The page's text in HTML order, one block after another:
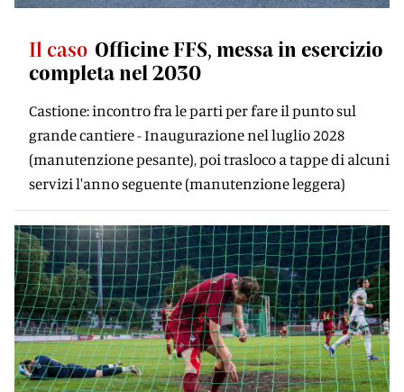
Il caso Officine FFS, messa in esercizio
completa nel 2030
Castione: incontro fra le parti per fare il punto sul
grande cantiere - Inaugurazione nel luglio 2028
(manutenzione pesante), poi trasloco a tappe di alcuni
servizi l'anno seguente (manutenzione leggera)